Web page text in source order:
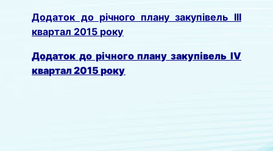
Додаток до річного плану закупівель ІІІ
квартал 2015 року
Додаток до річного плану закупівель ІV
квартал 2015 року